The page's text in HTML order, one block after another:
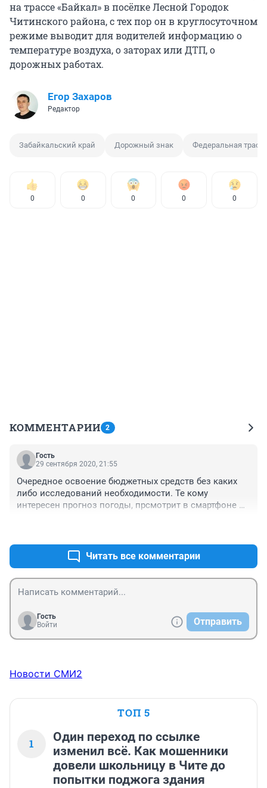
на трассе «Байкал» в посёлке Лесной Городок
Читинского района, с тех пор он в круглосуточном
режиме выводит для водителей информацию о
температуре воздуха, о заторах или ДТП, о
дорожных работах.
Егор Захаров
Редактор
Забайкальский край Дорожный знак Федеральная
0 0 0 0 0
КОММЕНТАРИИ 2
Гость
29 сентября 2020, 21:55
Очередное освоение бюджетных средств без каких
либо исследований необходимости. Те кому
интересен прогноз погоды, прсмотрит в смартфоне
Читать все комментарии
Гость
Войти
Отправить
Новости СМИ2
ТОП 5
1
Один переход по ссылке
изменил всё. Как мошенники
довели школьницу в Чите до
попытки поджога здания